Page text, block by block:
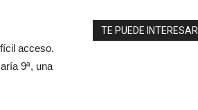
acceso.
9ª, una
TE PUEDE INTERESAR